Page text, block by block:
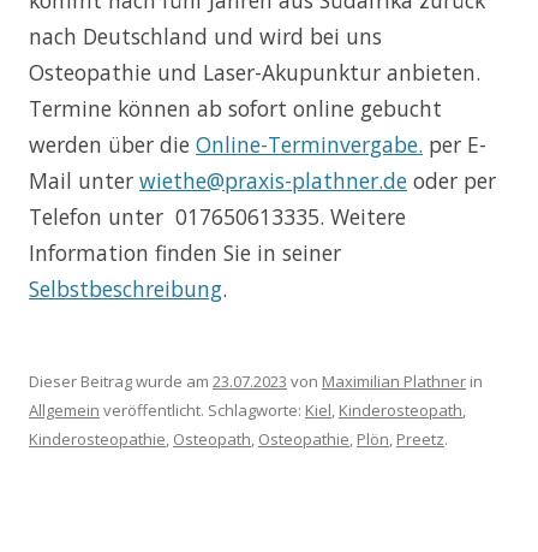
nach Deutschland und wird bei uns
Osteopathie und Laser-Akupunktur anbieten.
Termine können ab sofort online gebucht
werden über die Online-Terminvergabe. per E-
Mail unter wiethe@praxis-plathner.de oder per
Telefon unter 017650613335. Weitere
Information finden Sie in seiner
Selbstbeschreibung.
Dieser Beitrag wurde am 23.07.2023 von Maximilian Plathner in
Allgemein veröffentlicht. Schlagworte: Kiel Kinderosteopath
Kinderosteopathie Osteopath Osteopathie Plön Preetz.